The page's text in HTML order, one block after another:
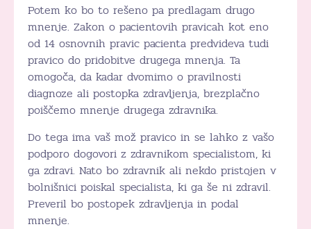
Potem ko bo to rešeno pa predlagam drugo
mnenje. Zakon o pacientovih pravicah kot eno
od 14 osnovnih pravic pacienta predvideva tudi
pravico do pridobitve drugega mnenja. Ta
omogoča, da kadar dvomimo o pravilnosti
diagnoze ali postopka zdravljenja, brezplačno
poiščemo mnenje drugega zdravnika.
Do tega ima vaš mož pravico in se lahko z vašo
podporo dogovori z zdravnikom specialistom, ki
ga zdravi. Nato bo zdravnik ali nekdo pristojen v
bolnišnici poiskal specialista, ki ga še ni zdravil.
Preveril bo postopek zdravljenja in podal
mnenje.